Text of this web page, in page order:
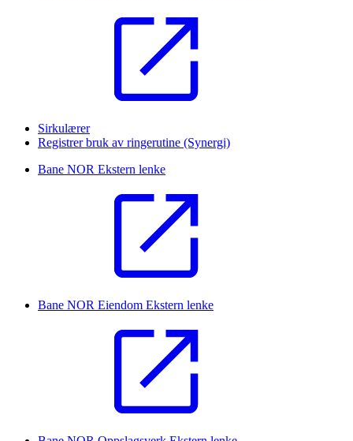
Sirkulærer
Registrer bruk av ringerutine (Synergi)
Bane NOR Ekstern lenke
Bane NOR Eiendom Ekstern lenke